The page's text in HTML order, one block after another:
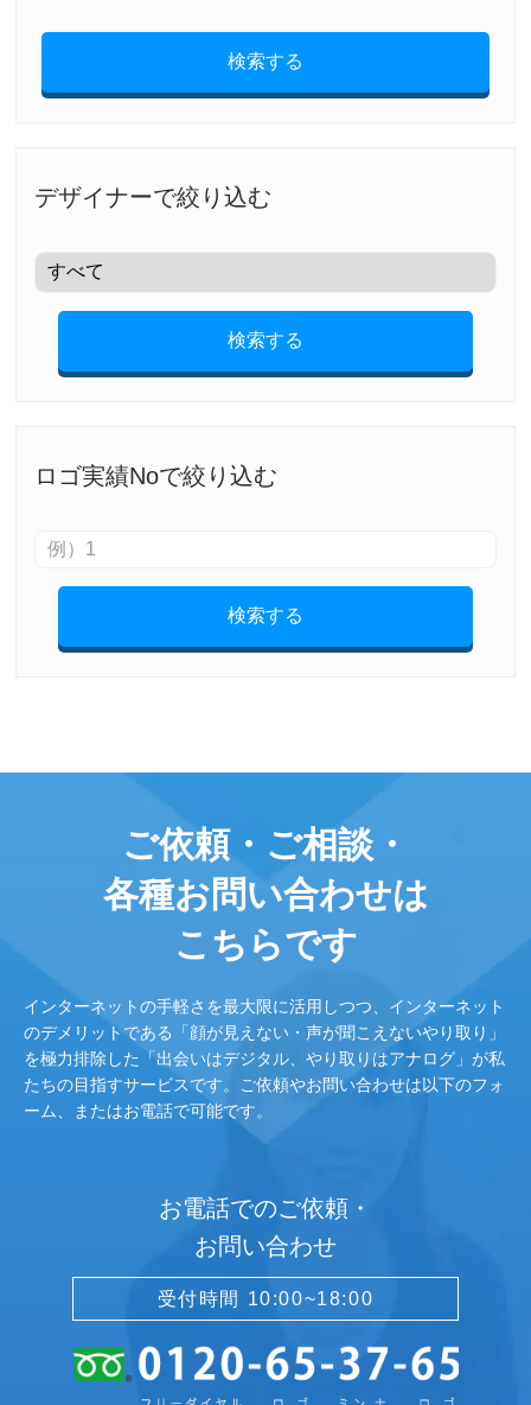
検索する
デザイナーで絞り込む
検索する
ロゴ実績Noで絞り込む
検索する
ご依頼・ご相談・
各種お問い合わせは
こちらです
インターネットの手軽さを最大限に活用しつつ、インターネット
のデメリットである「顔が見えない・声が聞こえないやり取り」
を極力排除した「出会いはデジタル、やり取りはアナログ」が私
たちの目指すサービスです。ご依頼やお問い合わせは以下のフォ
ーム、またはお電話で可能です。
お電話でのご依頼・
お問い合わせ
受付時間 10:00~18:00